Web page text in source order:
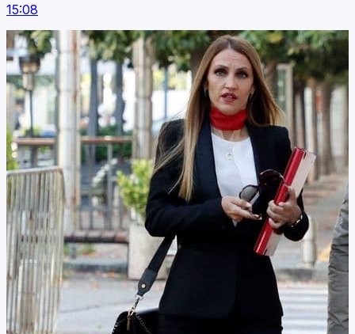
15:08